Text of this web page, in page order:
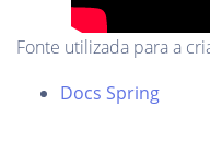
Fonte utilizada para a
Docs Spring